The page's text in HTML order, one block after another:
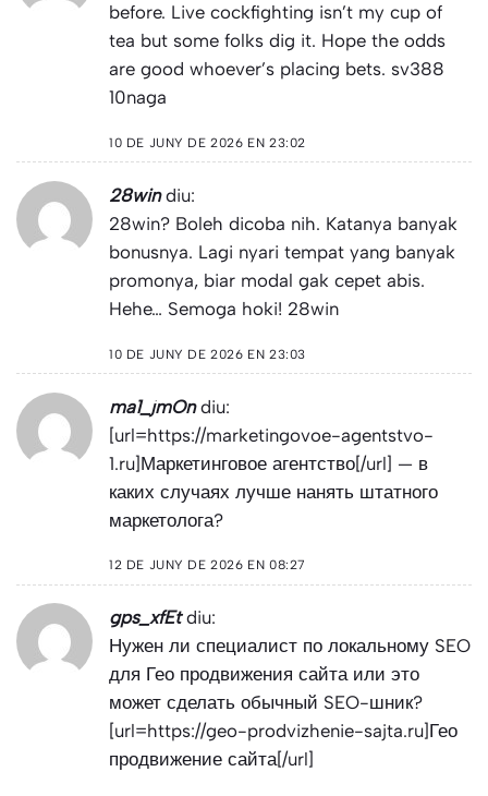
before. Live cockfighting isn’t my cup of
tea but some folks dig it. Hope the odds
are good whoever’s placing bets. sv388
10naga
10 DE JUNY DE 2026 EN 23:02
28win diu:
28win? Boleh dicoba nih. Katanya banyak
bonusnya. Lagi nyari tempat yang banyak
promonya, biar modal gak cepet abis.
Hehe… Semoga hoki! 28win
10 DE JUNY DE 2026 EN 23:03
ma1_jmOn diu:
[url=https://marketingovoe-agentstvo-
1.ru]Маркетинговое агентство[/url] — в
каких случаях лучше нанять штатного
маркетолога?
12 DE JUNY DE 2026 EN 08:27
gps_xfEt diu:
Нужен ли специалист по локальному SEO
для Гео продвижения сайта или это
может сделать обычный SEO-шник?
[url=https://geo-prodvizhenie-sajta.ru]Гео
продвижение сайта[/url]